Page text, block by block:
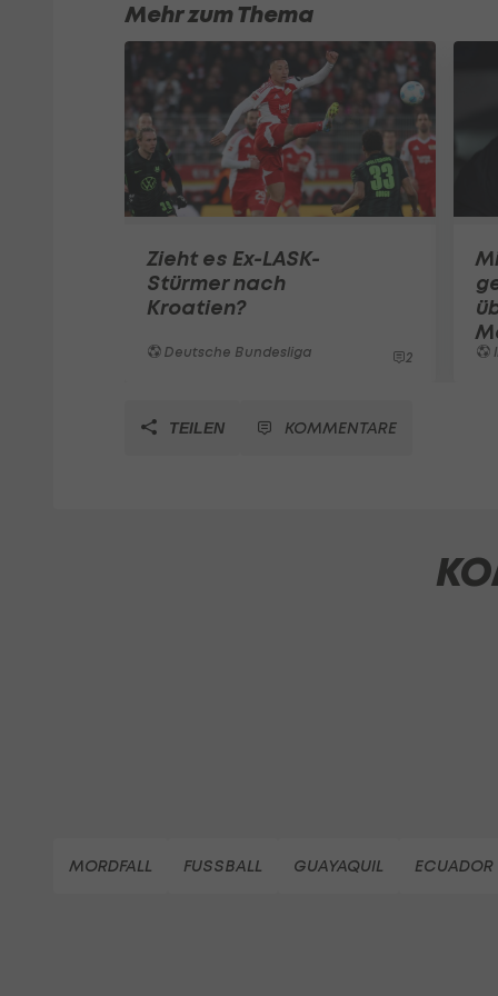
Mehr zum Thema
Zieht es Ex-LASK-
Stürmer nach
Kroatien?
Deutsche Bundesliga 2
TEILEN KOMMENTARE
MORDFALL FUSSBALL GUAYAQUIL ECUADOR